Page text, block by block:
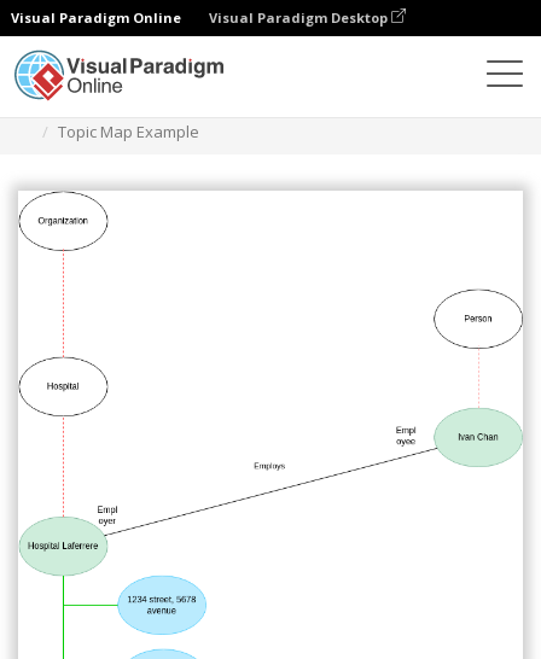
Visual Paradigm Online Visual Paradigm Desktop
Topic Map Example